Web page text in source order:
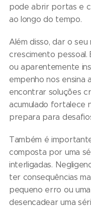
pode abrir portas e
ao longo do tempo.
Além disso, dar o
crescimento
ou aparentemente
empenho nos ensina
encontrar soluções
acumulado fortalece
prepara para
Também é
composta por uma
interligadas.
ter consequências
pequeno erro ou
desencadear uma